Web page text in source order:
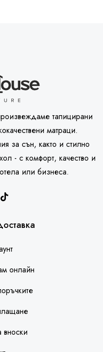
тапицирани
матраци.
за сън, както и стилно
- с комфорт, качество и
или бизнеса.
онлайн